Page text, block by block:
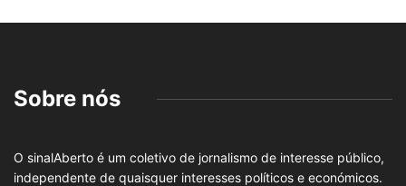
Sobre nós
O sinalAberto é um coletivo de jornalismo de interesse público,
independente de quaisquer interesses políticos e económicos.